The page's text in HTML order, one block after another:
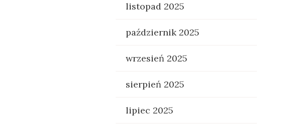
listopad 2025
październik 2025
wrzesień 2025
sierpień 2025
lipiec 2025